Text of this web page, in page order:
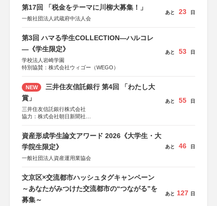
第17回 「税金をテーマに川柳大募集！」
一般社団法人武蔵府中法人会
あと 23 日
第3回 ハマる学生COLLECTION―ハルコレ
―《学生限定》
学校法人岩崎学園
特別協賛：株式会社ウィゴー（WEGO）
あと 53 日
NEW
三井住友信託銀行 第4回 「わたし大
賞」
三井住友信託銀行株式会社
協力：株式会社朝日新聞社
あと 55 日
資産形成学生論文アワード 2026《大学生・大
学院生限定》
一般社団法人資産運用業協会
あと 46 日
文京区×交流都市ハッシュタグキャンペーン
～あなたがみつけた交流都市の“つながる”を
募集～
あと 127 日